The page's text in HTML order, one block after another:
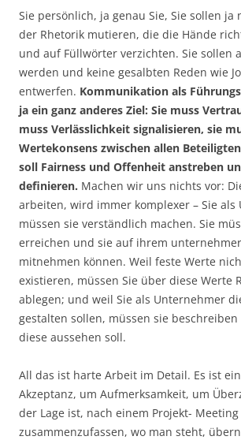
Sie persönlich, ja genau Sie, Sie sollen ja
der Rhetorik mutieren, die die Hände
und auf Füllwörter verzichten. Sie sollen
werden und keine gesalbten Reden wie
entwerfen. Kommunikation als
ja ein ganz anderes Ziel: Sie muss
muss Verlässlichkeit signalisieren, sie
Wertekonsens zwischen allen
soll Fairness und Offenheit anstreben
definieren. Machen wir uns nichts vor:
arbeiten, wird immer komplexer – Sie als
müssen sie verständlich machen. Sie
erreichen und sie auf ihrem
mitnehmen können. Weil feste Werte
existieren, müssen Sie über diese Werte
ablegen; und weil Sie als Unternehmer
gestalten sollen, müssen sie beschreiben
diese aussehen soll.
All das ist harte Arbeit im Detail. Es ist
Akzeptanz, um Aufmerksamkeit, um
der Lage ist, nach einem Projekt-
zusammenzufassen, wo man steht,